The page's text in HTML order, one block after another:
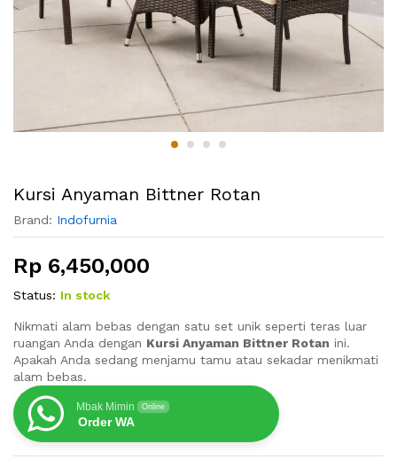
Kursi Anyaman Bittner Rotan
Brand: Indofurnia
Rp 6,450,000
Status: In stock
Nikmati alam bebas dengan satu set unik seperti teras luar
ruangan Anda dengan Kursi Anyaman Bittner Rotan ini.
Apakah Anda sedang menjamu tamu atau sekadar menikmati
alam bebas.
Mbak Mimin Online
Order WA